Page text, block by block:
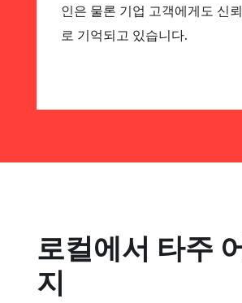
인은 물론 기업 고객에게도 신
로 기억되고 있습니다.
로컬에서 타주
지